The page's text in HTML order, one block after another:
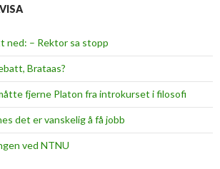
ned: – Rektor sa stopp
Brataas?
fjerne Platon fra introkurset i filosofi
det er vanskelig å få jobb
ved NTNU